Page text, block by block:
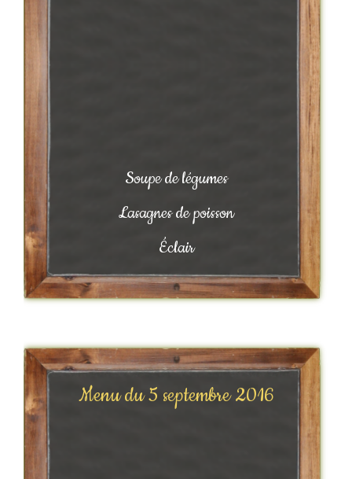
Soupe de légumes
Lasagnes de poisson
Éclair
Menu du 5 septembre 2016